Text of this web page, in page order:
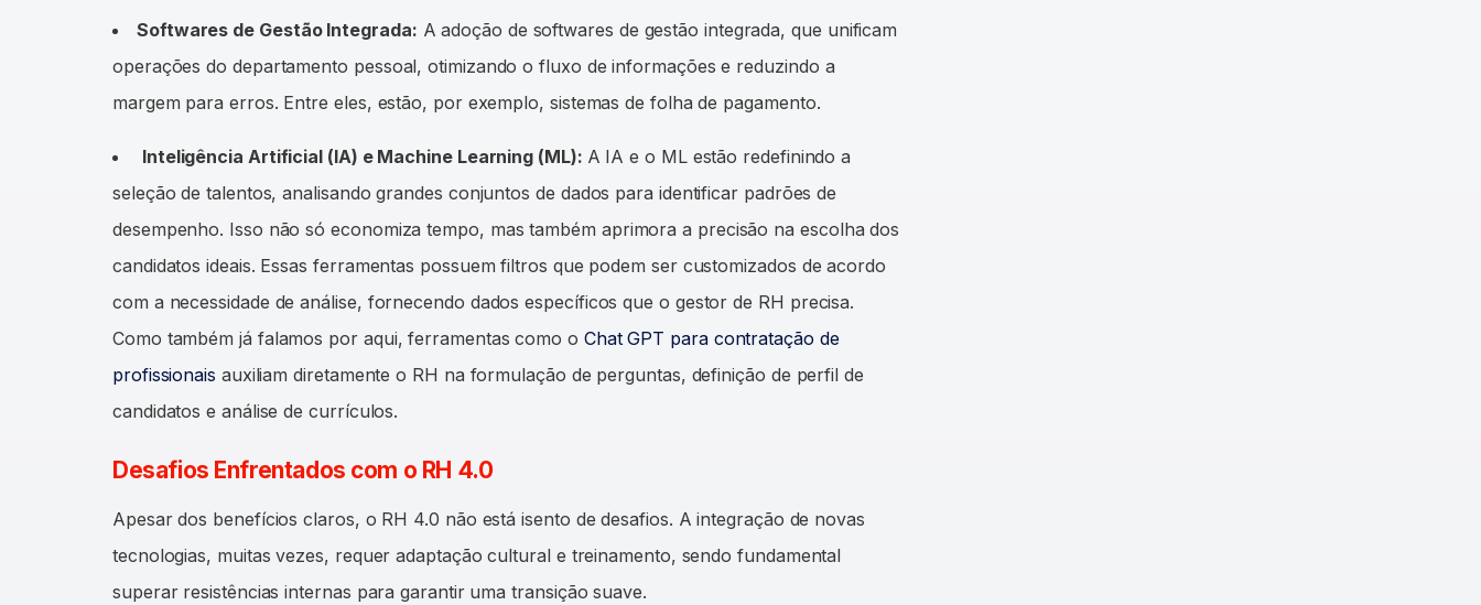
Softwares de Gestão Integrada: A adoção de softwares de gestão integrada, que unificam
operações do departamento pessoal, otimizando o fluxo de informações e reduzindo a
margem para erros. Entre eles, estão, por exemplo, sistemas de folha de pagamento.
Inteligência Artificial (IA) e Machine Learning (ML): A IA e o ML estão redefinindo a
seleção de talentos, analisando grandes conjuntos de dados para identificar padrões de
desempenho. Isso não só economiza tempo, mas também aprimora a precisão na escolha dos
candidatos ideais. Essas ferramentas possuem filtros que podem ser customizados de acordo
com a necessidade de análise, fornecendo dados específicos que o gestor de RH precisa.
Como também já falamos por aqui, ferramentas como o Chat GPT para contratação de
profissionais auxiliam diretamente o RH na formulação de perguntas, definição de perfil de
candidatos e análise de currículos.
Desafios Enfrentados com o RH 4.0
Apesar dos benefícios claros, o RH 4.0 não está isento de desafios. A integração de novas
tecnologias, muitas vezes, requer adaptação cultural e treinamento, sendo fundamental
superar resistências internas para garantir uma transição suave.